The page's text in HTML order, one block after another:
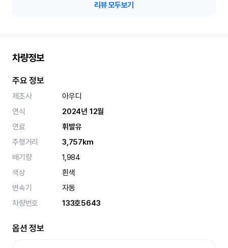
리뷰 모두보기
차량정보
주요 정보
제조사
아우디
연식
2024년 12월
연료
휘발유
주행거리
3,757km
배기량
1,984
색상
흰색
변속기
자동
차량번호
133호5643
옵션 정보